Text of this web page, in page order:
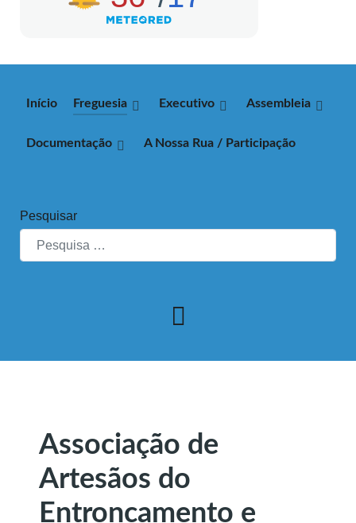
Início Freguesia Executivo Assembleia
Documentação A Nossa Rua / Participação
Pesquisar
Associação de
Artesãos do
Entroncamento e